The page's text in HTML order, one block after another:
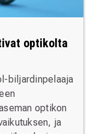
optikolta
biljardinpelaaja
optikon
ja